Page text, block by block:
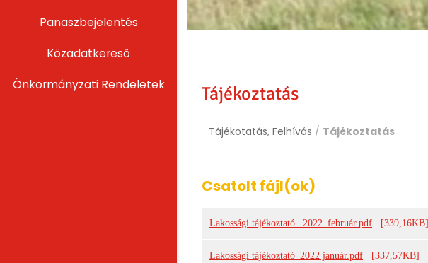
Panaszbejelentés
Közadatkereső
Önkormányzati Rendeletek
Tájékoztatás
Tájékotatás, Felhívás / Tájékoztatás
Csatolt fájl(ok)
Lakossági tájékoztató_ 2022_február.pdf [339,16KB]
Lakossági tájékoztató_2022 január.pdf [337,57KB]